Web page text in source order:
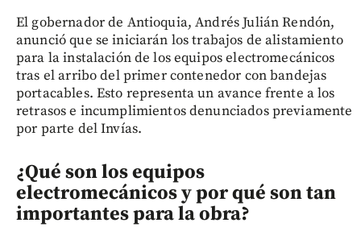
El gobernador de Antioquia, Andrés Julián Rendón,
anunció que se iniciarán los trabajos de alistamiento
para la instalación de los equipos electromecánicos
tras el arribo del primer contenedor con bandejas
portacables. Esto representa un avance frente a los
retrasos e incumplimientos denunciados previamente
por parte del Invías.
¿Qué son los equipos
electromecánicos y por qué son tan
importantes para la obra?